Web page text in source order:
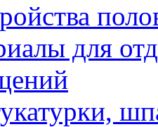
для